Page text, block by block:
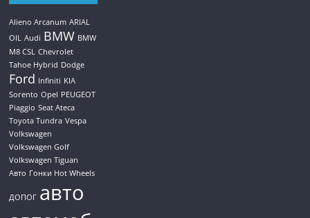
Alieno Arcanum ARIAL
OIL
Audi BMW BMW
M8 CSL
Chevrolet
Tahoe Hybrid Dodge
Ford Infiniti KIA
Sorento Opel PEUGEOT
Piaggio Seat Ateca
Toyota Tundra Vespa
Volkswagen
Volkswagen Golf
Volkswagen Tiguan
Авто Гонки Hot Wheels
ДОПОГ авто